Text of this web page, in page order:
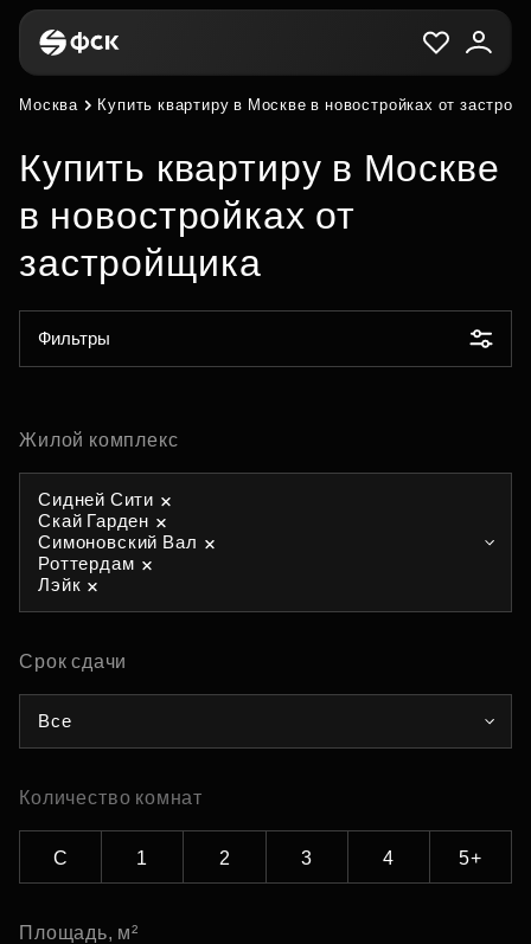
Москва Купить квартиру в Москве в новостройках от
Купить квартиру в Москве
в новостройках от
застройщика
Фильтры
Жилой комплекс
Сидней Сити
Скай Гарден
Симоновский Вал
Роттердам
Лэйк
Срок сдачи
Все
Количество комнат
С 1 2 3 4 5+
Площадь, м²